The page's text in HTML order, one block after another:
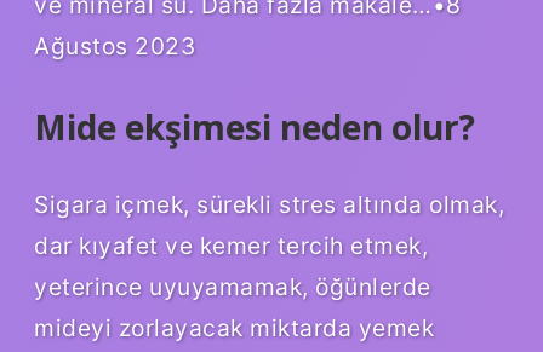
Ağustos 2023
Mide ekşimesi neden olur?
Sigara içmek, sürekli stres altında olmak,
dar kıyafet ve kemer tercih etmek,
yeterince uyuyamamak, öğünlerde
mideyi zorlayacak miktarda yemek